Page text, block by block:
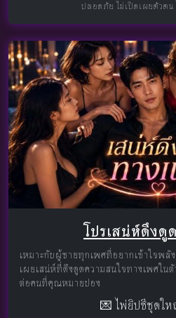
ปลอดภัย ไม่เปิดเผยตัวตน
โปรเสน่ห์ดึงดู
เหมาะกับผู้ชายทุกเพศที่อยากเข้าใจพลั
เผยเสน่ห์ที่ดึงดูดความสนใจทางเพศใน
ต่อคนที่คุณหมายปอง
💌 ไพ่ยิปซีชุดใ